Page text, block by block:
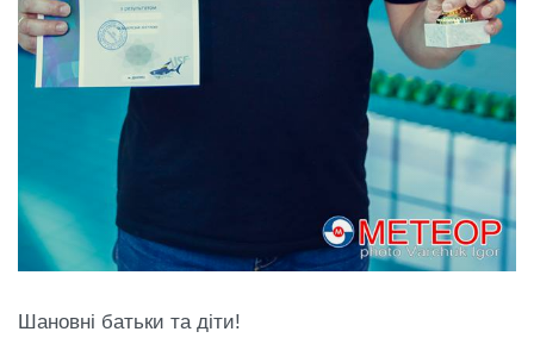
Шановні батьки та діти!